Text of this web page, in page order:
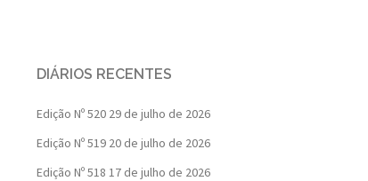
DIÁRIOS RECENTES
Edição Nº 520 29 de julho de 2026
Edição Nº 519 20 de julho de 2026
Edição Nº 518 17 de julho de 2026